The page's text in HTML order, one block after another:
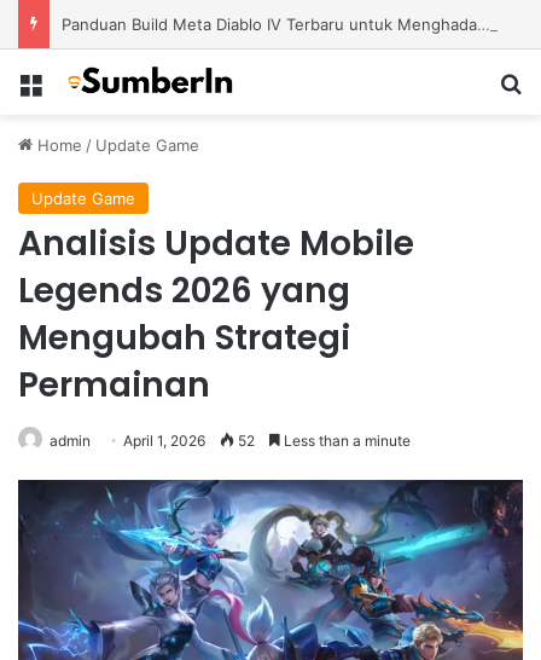
Panduan Build Meta Diablo IV Terbaru untuk Menghadapi Tantangan Level Tinggi
Menu
Home / Update Game
Update Game
Analisis Update Mobile
Legends 2026 yang
Mengubah Strategi
Permainan
admin April 1, 2026 52 Less than a minute